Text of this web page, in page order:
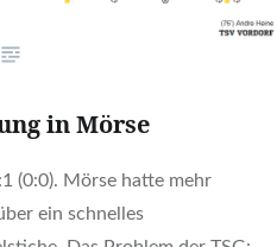
in Mörse
(0:0). Mörse hatte mehr
ein schnelles